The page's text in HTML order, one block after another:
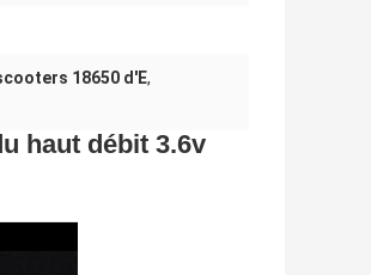
18650 d'E,
haut débit 3.6v